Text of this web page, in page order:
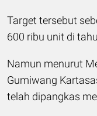
Target tersebut
600 ribu unit di
Namun menurut
Gumiwang
telah dipangkas